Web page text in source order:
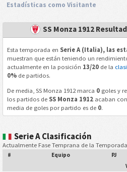
Estadísticas como Visitante
SS Monza 1912
Esta temporada en Serie A (Italia), las
muestran que están teniendo un
actualmente en la posición 13/20de la
0%de partidos.
De media, SS Monza 1912 marca 0goles y
los partidos de SS Monza 1912acaban
media de goles por partido es de 0.
Serie A Clasificación
Actualmente Fase Temprana de la
# Equipo PJ